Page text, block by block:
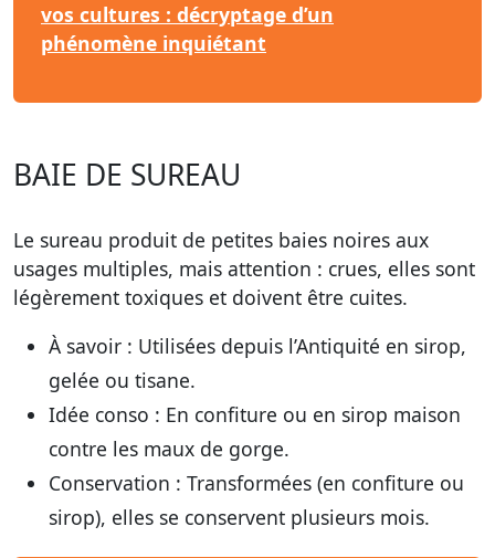
vos cultures : décryptage d’un
phénomène inquiétant
BAIE DE SUREAU
Le sureau produit de petites baies noires aux
usages multiples, mais attention : crues, elles sont
légèrement toxiques et doivent être cuites.
À savoir : Utilisées depuis l’Antiquité en sirop,
gelée ou tisane.
Idée conso : En confiture ou en sirop maison
contre les maux de gorge.
Conservation : Transformées (en confiture ou
sirop), elles se conservent plusieurs mois.